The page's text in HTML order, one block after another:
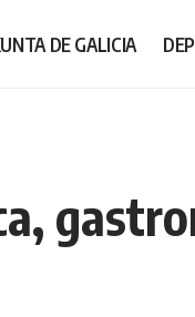
DE GALICIA